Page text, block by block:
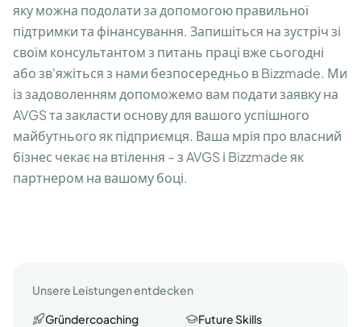
яку можна подолати за допомогою правильної
підтримки та фінансування. Запишіться на зустріч зі
своїм консультантом з питань праці вже сьогодні
або зв'яжіться з нами безпосередньо в Bizzmade. Ми
із задоволенням допоможемо вам подати заявку на
AVGS та закласти основу для вашого успішного
майбутнього як підприємця. Ваша мрія про власний
бізнес чекає на втілення – з AVGS і Bizzmade як
партнером на вашому боці.
Unsere Leistungen entdecken
Gründercoaching
Future Skills